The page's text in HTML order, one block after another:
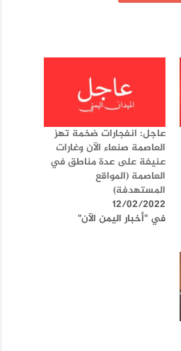
عاجل: انفجارات ضخمة تهز
العاصمة صنعاء الآن وغارات
عنيفة على عدة مناطق في
العاصمة (المواقع
المستهدفة)
12/02/2022
في "أخبار اليمن الآن"